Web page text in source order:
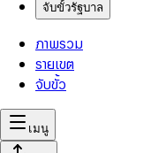
จับขั้วรัฐบาล
ภาพรวม
รายเขต
จับขั้ว
เมนู